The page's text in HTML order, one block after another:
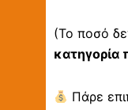
(Το ποσό
κατηγορία
Πάρε